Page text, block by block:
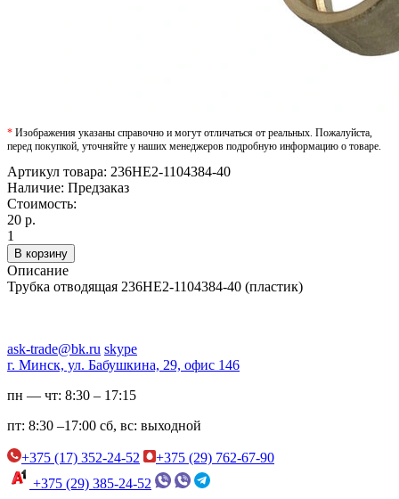
* Изображения указаны справочно и могут отличаться от реальных. Пожалуйста,
перед покупкой, уточняйте у наших менеджеров подробную информацию о товаре.
Артикул товара: 236НЕ2-1104384-40
Наличие: Предзаказ
Стоимость:
20 р.
1
В корзину
Описание
Трубка отводящая 236НЕ2-1104384-40 (пластик)
ask-trade@bk.ru skype
г. Минск, ул. Бабушкина, 29, офис 146
пн — чт: 8:30 – 17:15
пт: 8:30 –17:00 сб, вс: выходной
+375 (17) 352-24-52
+375 (29) 762-67-90
+375 (29) 385-24-52